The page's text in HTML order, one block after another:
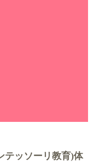
テッソーリ教育)体